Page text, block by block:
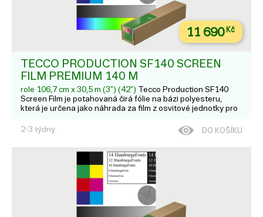
11 690Kč
TECCO PRODUCTION SF140 SCREEN
FILM PREMIUM 140 Μ
role 106,7 cm x 30,5 m (3") (42") Tecco Production SF140
Screen Film je potahovaná čirá fólie na bázi polyesteru,
která je určena jako náhrada za film z osvitové jednotky pro
na dye nebo pigmentových tiskárnách. Hodí se pro: L...
2-3 týdny DO KOŠÍKU